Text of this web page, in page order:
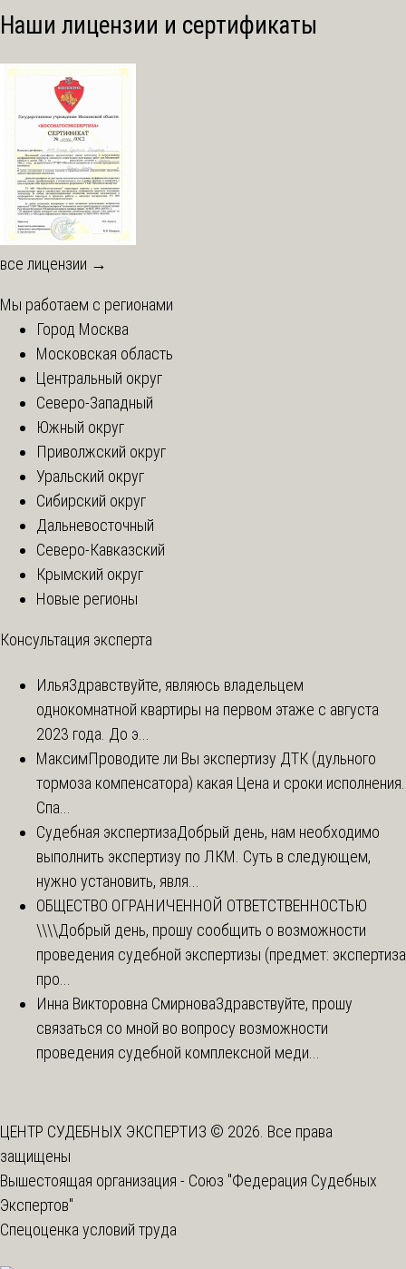
Наши лицензии и сертификаты
все лицензии →
Мы работаем с регионами
Город Москва
Московская область
Центральный округ
Северо-Западный
Южный округ
Приволжский округ
Уральский округ
Сибирский округ
Дальневосточный
Северо-Кавказский
Крымский округ
Новые регионы
Консультация эксперта
ИльяЗдравствуйте, являюсь владельцем
однокомнатной квартиры на первом этаже с августа
2023 года. До э...
МаксимПроводите ли Вы экспертизу ДТК (дульного
тормоза компенсатора) какая Цена и сроки исполнения.
Спа...
Судебная экспертизаДобрый день, нам необходимо
выполнить экспертизу по ЛКМ. Суть в следующем,
нужно установить, явля...
ОБЩЕСТВО ОГРАНИЧЕННОЙ ОТВЕТСТВЕННОСТЬЮ
\\\\Добрый день, прошу сообщить о возможности
проведения судебной экспертизы (предмет: экспертиза
про...
Инна Викторовна СмирноваЗдравствуйте, прошу
связаться со мной во вопросу возможности
проведения судебной комплексной меди...
ЦЕНТР СУДЕБНЫХ ЭКСПЕРТИЗ © 2026. Все права
защищены
Вышестоящая организация - Союз "Федерация Судебных
Экспертов"
Спецоценка условий труда